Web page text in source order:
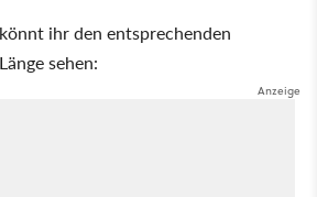
ihr den entsprechenden
sehen: